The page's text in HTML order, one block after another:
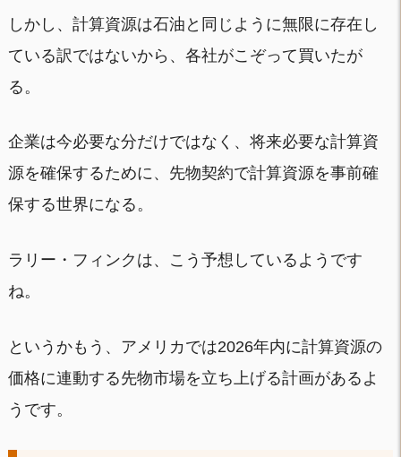
しかし、計算資源は石油と同じように無限に存在し
ている訳ではないから、各社がこぞって買いたが
る。
企業は今必要な分だけではなく、将来必要な計算資
源を確保するために、先物契約で計算資源を事前確
保する世界になる。
ラリー・フィンクは、こう予想しているようです
ね。
というかもう、アメリカでは2026年内に計算資源の
価格に連動する先物市場を立ち上げる計画があるよ
うです。